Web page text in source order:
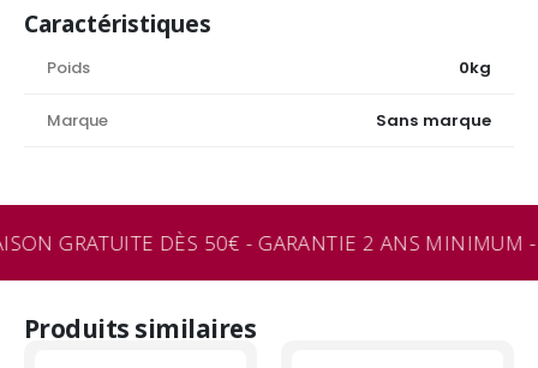
Caractéristiques
Poids 0kg
Marque Sans marque
GRATUITE DÈS 50€ - GARANTIE 2 ANS
Produits similaires